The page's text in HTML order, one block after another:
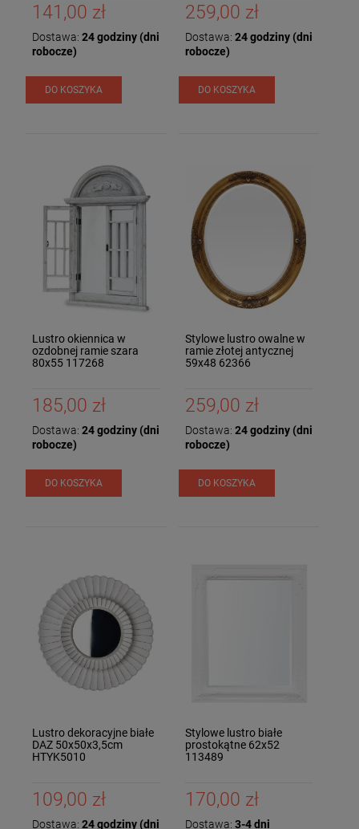
141,00 zł
Dostawa: 24 godziny (dni
robocze)
DO KOSZYKA
259,00 zł
Dostawa: 24 godziny (dni
robocze)
DO KOSZYKA
Lustro okiennica w
ozdobnej ramie szara
80x55 117268
185,00 zł
Dostawa: 24 godziny (dni
robocze)
DO KOSZYKA
Stylowe lustro owalne w
ramie złotej antycznej
59x48 62366
259,00 zł
Dostawa: 24 godziny (dni
robocze)
DO KOSZYKA
Lustro dekoracyjne białe
DAZ 50x50x3,5cm
HTYK5010
109,00 zł
Dostawa: 24 godziny (dni
Stylowe lustro białe
prostokątne 62x52
113489
170,00 zł
Dostawa: 3-4 dni